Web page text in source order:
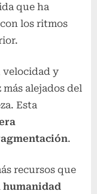
que ha
los ritmos
velocidad y
alejados del
Esta
.
recursos que
humanidad